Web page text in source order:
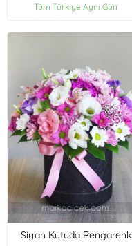
Tüm Türkiye Aynı Gün
Siyah Kutuda Rengarenk